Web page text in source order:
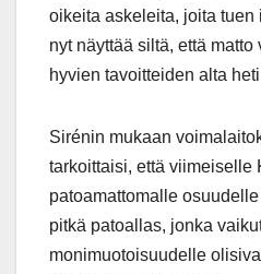
oikeita askeleita, joita tuen
nyt näyttää siltä, että matto
hyvien tavoitteiden alta
Sirénin mukaan
tarkoittaisi, että viimeiselle
patoamattomalle
pitkä patoallas, jonka
monimuotoisuudelle